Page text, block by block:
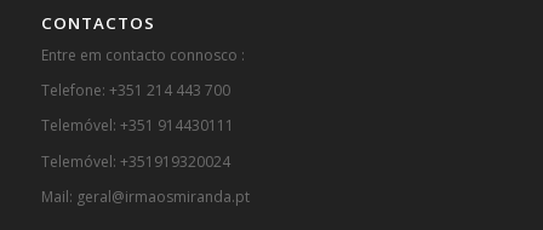
CONTACTOS
Entre em contacto connosco :
Telefone: +351 214 443 700
Telemóvel: +351 914430111
Telemóvel: +351919320024
Mail: geral@irmaosmiranda.pt